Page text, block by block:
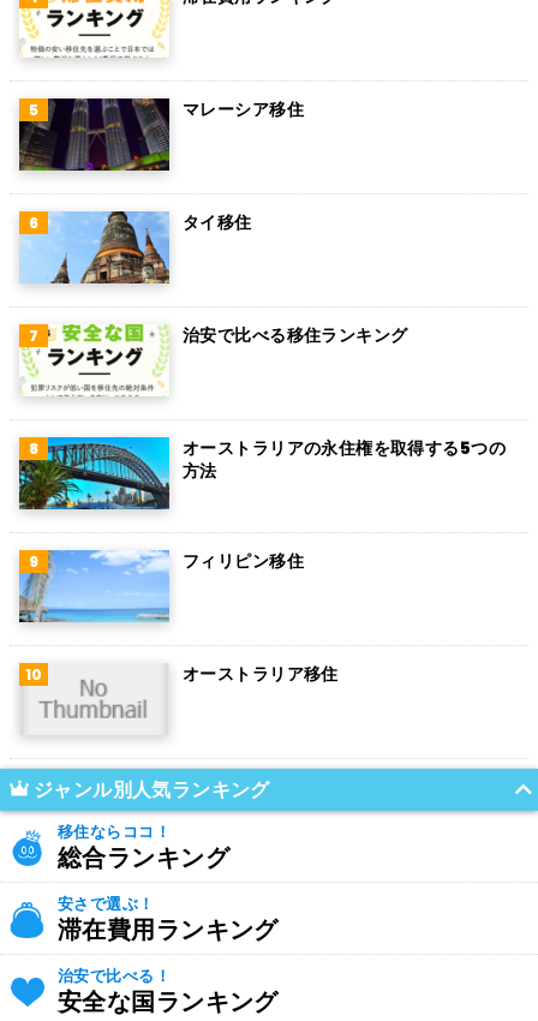
マレーシア移住
タイ移住
治安で比べる移住ランキング
オーストラリアの永住権を取得する5つの
方法
フィリピン移住
オーストラリア移住
ジャンル別人気ランキング
移住ならココ！
総合ランキング
安さで選ぶ！
滞在費用ランキング
治安で比べる！
安全な国ランキング